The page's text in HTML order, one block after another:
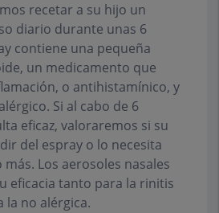
recetar a su hijo un
diario durante unas 6
contiene una pequeña
un medicamento que
o antihistamínico, y
Si al cabo de 6
eficaz, valoraremos si su
del espray o lo necesita
Los aerosoles nasales
eficacia tanto para la rinitis
la no alérgica.